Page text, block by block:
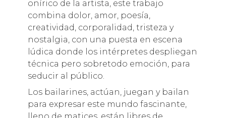
onírico de la artista, este trabajo
combina dolor, amor, poesía,
creatividad, corporalidad, tristeza y
nostalgia, con una puesta en escena
lúdica donde los intérpretes despliegan
técnica pero sobretodo emoción, para
seducir al público.
Los bailarines, actúan, juegan y bailan
para expresar este mundo fascinante,